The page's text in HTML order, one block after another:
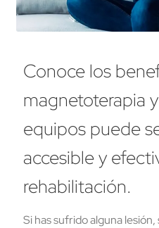
Conoce los
magnetoterapia
equipos puede
accesible y
rehabilitación.
Si has sufrido alguna